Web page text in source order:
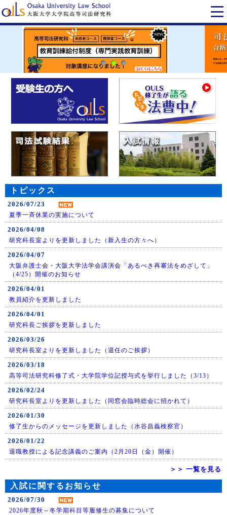
トピックス
2026/07/23
夏季一斉休業の実施について
2026/04/08
研究科長室よりを更新しました（新入生の方々へ）
2026/04/07
大阪弁護士会・大阪大学法学会講演会「あるべき再審法をめざして」
（4/25）開催のお知らせ
2026/04/01
教員紹介を更新しました
2026/04/01
研究科長ご挨拶を更新しました
2026/03/26
研究科長室よりを更新しました（退任のご挨拶）
2026/03/18
高等司法研究科修了式・大学院学位記授与式を挙行しました（3/13）
2026/02/24
研究科長室よりを更新しました（同窓会臨時総会に招かれて）
2026/01/30
修了生からのメッセージを更新しました（水谷昌義検察官）
2026/01/22
退職教授による記念講義のご案内（2月20日（金）開催）
＞＞ 一覧を見る
入試に関するお知らせ
2026/07/30
2026年度秋～冬学期科目等履修生の募集について